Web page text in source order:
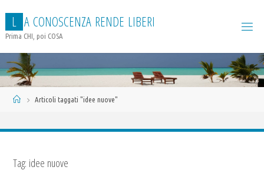
contenuto
L A CONOSCENZA RENDE LIBERI
Prima CHI, poi COSA
HomeArticoli taggati "idee nuove"
Tag: idee nuove